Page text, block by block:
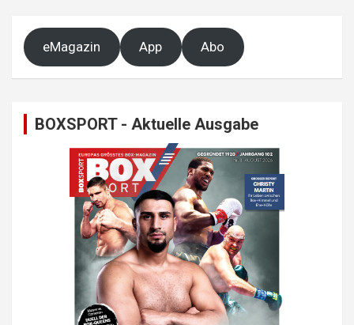
eMagazin App Abo
BOXSPORT - Aktuelle Ausgabe